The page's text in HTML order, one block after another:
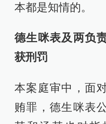
本都是知情的。
德生咪表及两负
获刑罚
本案庭审中，面
贿罪，德生咪表